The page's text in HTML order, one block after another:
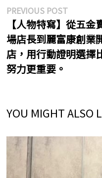
文
章
導
覽
PREVIOUS POSTPrevious
post:
【人物特寫】從五金
場店長到麗富康創業
店，用行動證明選擇
努力更重要。
YOU MIGHT ALSO